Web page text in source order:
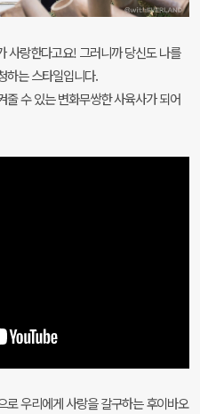
사랑한다고요! 그러니까 당신도 나를
하는 스타일입니다.
수 있는 변화무쌍한 사육사가 되어
로 우리에게 사랑을 갈구하는 후이바오